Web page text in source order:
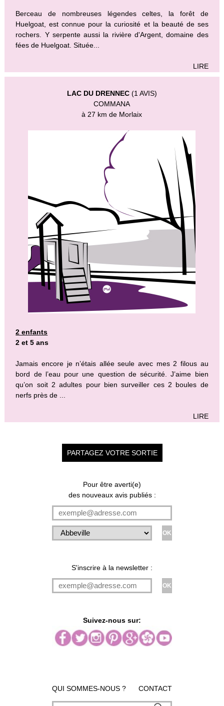
Berceau de nombreuses légendes celtes, la forêt de
Huelgoat, est connue pour la curiosité et la beauté de ses
rochers. Y serpente aussi la rivière d'Argent, domaine des
fées de Huelgoat. Située...
LIRE
LAC DU DRENNEC(1 AVIS)
COMMANA
à 27 km de Morlaix
2 enfants
2 et 5 ans
Jamais encore je n’étais allée seule avec mes 2 filous au
bord de l’eau pour une question de sécurité. J’aime bien
qu’on soit 2 adultes pour bien surveiller ces 2 boules de
nerfs près de ...
LIRE
PARTAGEZ VOTRE SORTIE
Pour être averti(e)
des nouveaux avis publiés :
S'inscrire à la newsletter :
Suivez-nous sur:
QUI SOMMES-NOUS ? CONTACT